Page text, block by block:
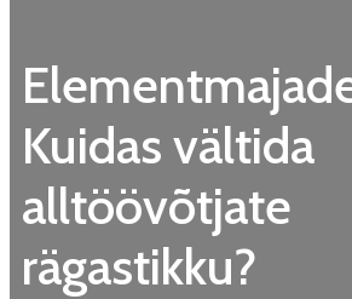
Kuidas vältida
alltöövõtjate
rägastikku?